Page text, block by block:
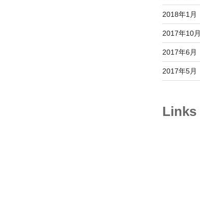
2018年1月
2017年10月
2017年6月
2017年5月
Links